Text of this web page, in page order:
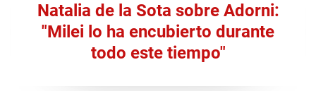
Natalia de la Sota sobre Adorni:
"Milei lo ha encubierto durante
todo este tiempo"